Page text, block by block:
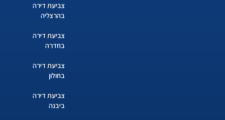
צביעת דירה
בהרצליה
צביעת דירה
בחדרה
צביעת דירה
בחולון
צביעת דירה
ביבנה